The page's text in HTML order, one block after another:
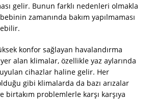
gelir. Bunun farklı nedenleri olmakla
zamanında bakım yapılmaması
konfor sağlayan havalandırma
alan klimalar, özellikle yaz aylarında
cihazlar haline gelir. Her
gibi klimalarda da bazı arızalar
birtakım problemlerle karşı karşıya